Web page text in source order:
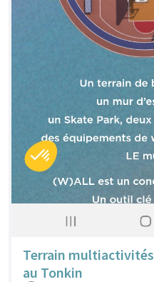
Terrain multiactivités
au Tonkin